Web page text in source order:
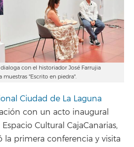
con el historiador José Farrujia
"Escrito en piedra".
Ciudad de La Laguna
con un acto inaugural
Cultural CajaCanarias,
primera conferencia y visita